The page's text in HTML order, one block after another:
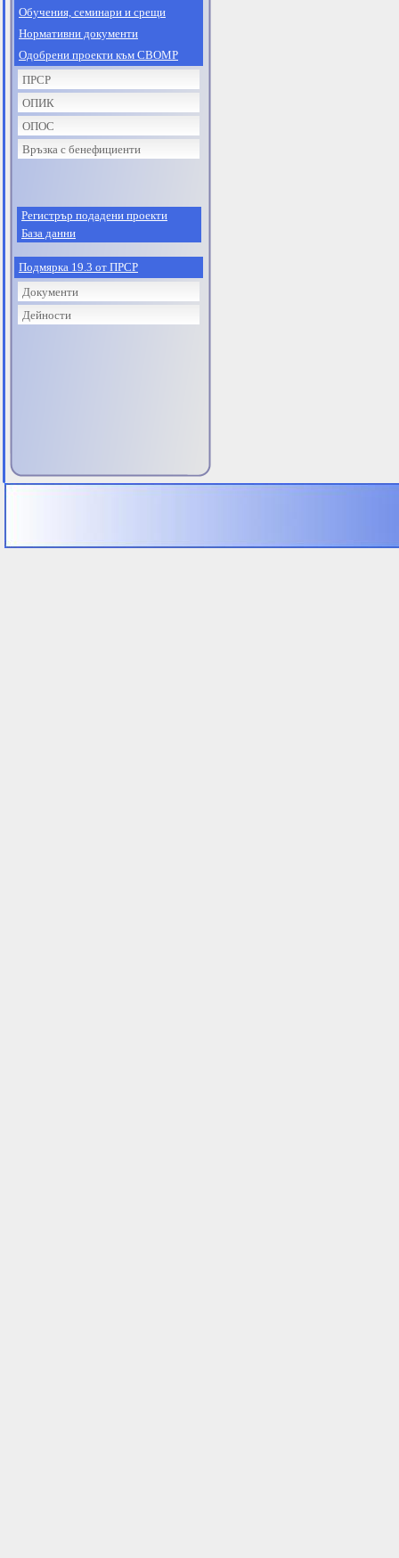
Обучения, семинари и срещи
Нормативни документи
Одобрени проекти към СВОМР
ПРСР
ОПИК
ОПОС
Връзка с бенефициенти
Регистрър подадени проекти
База данни
Подмярка 19.3 от ПРСР
Документи
Дейности